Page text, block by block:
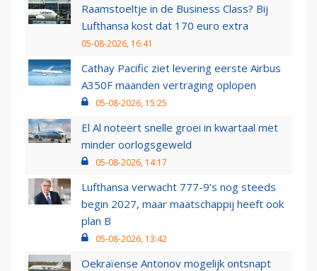
Raamstoeltje in de Business Class? Bij
Lufthansa kost dat 170 euro extra
05-08-2026, 16:41
Cathay Pacific ziet levering eerste Airbus
A350F maanden vertraging oplopen
05-08-2026, 15:25
El Al noteert snelle groei in kwartaal met
minder oorlogsgeweld
05-08-2026, 14:17
Lufthansa verwacht 777-9’s nog steeds
begin 2027, maar maatschappij heeft ook
plan B
05-08-2026, 13:42
Oekraïense Antonov mogelijk ontsnapt